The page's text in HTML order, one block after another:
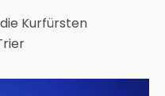
Kurfürsten